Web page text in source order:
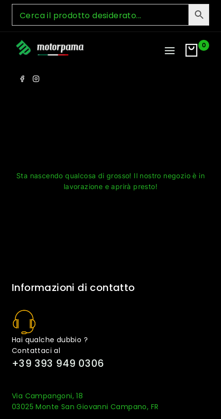
Skip
content
0
Sta nascendo qualcosa di grosso! Il nostro negozio è in
lavorazione e aprirà presto!
Informazioni di contatto
Hai qualche dubbio ?
Contattaci al
+39 393 949 0306
Via Campangoni, 18
03025 Monte San Giovanni Campano, FR